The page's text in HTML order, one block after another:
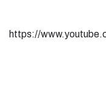
https://